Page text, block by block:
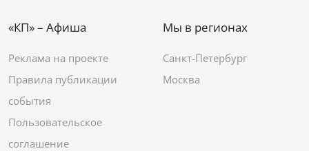
«КП» – Афиша
Реклама на проекте
Правила публикации
события
Пользовательское
соглашение
Мы в регионах
Санкт-Петербург
Москва